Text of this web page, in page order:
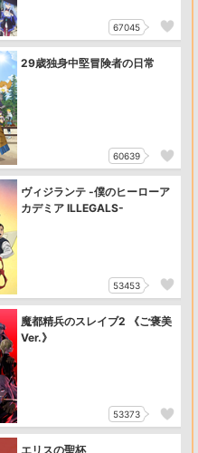
67045
29歳独身中堅冒険者の日常
60639
ヴィジランテ -僕のヒーローア
カデミア ILLEGALS-
53453
魔都精兵のスレイブ2 《ご褒美
Ver.》
53373
エリスの聖杯